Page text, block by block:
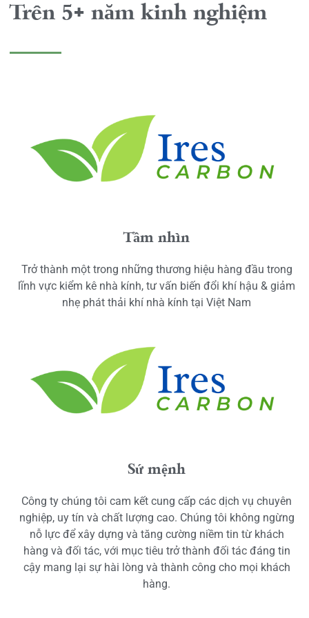
Trên 5+ năm kinh nghiệm
Tầm nhìn
Trở thành một trong những thương hiệu hàng đầu trong
lĩnh vực kiểm kê nhà kính, tư vấn biến đổi khí hậu & giảm
nhẹ phát thải khí nhà kính tại Việt Nam
Sứ mệnh
Công ty chúng tôi cam kết cung cấp các dịch vụ chuyên
nghiệp, uy tín và chất lượng cao. Chúng tôi không ngừng
nỗ lực để xây dựng và tăng cường niềm tin từ khách
hàng và đối tác, với mục tiêu trở thành đối tác đáng tin
cậy mang lại sự hài lòng và thành công cho mọi khách
hàng.